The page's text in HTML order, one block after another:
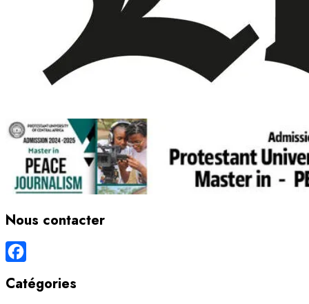
Nous contacter
Catégories